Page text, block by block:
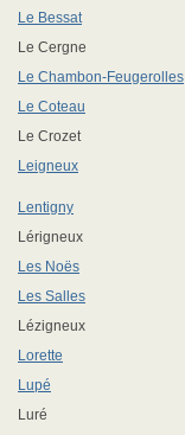
Le Bessat
Le Cergne
Le Chambon-Feugerolles
Le Coteau
Le Crozet
Leigneux
Lentigny
Lérigneux
Les Noës
Les Salles
Lézigneux
Lorette
Lupé
Luré